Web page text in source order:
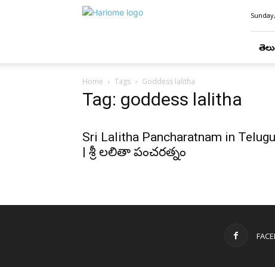
Hari
Home Tags Goddess lalitha
Tag: goddess lalitha
Sri Lalitha Pancharatnam in Telugu
| శ్రీ లలితా పంచరత్నం